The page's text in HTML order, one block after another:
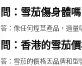
問：雪茄傷身體嗎
答：像任何煙草產品，過量
問：香港的雪茄
答：雪茄的價格因品牌和型